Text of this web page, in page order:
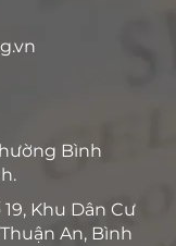
Bình
Khu Dân Cư
An, Bình